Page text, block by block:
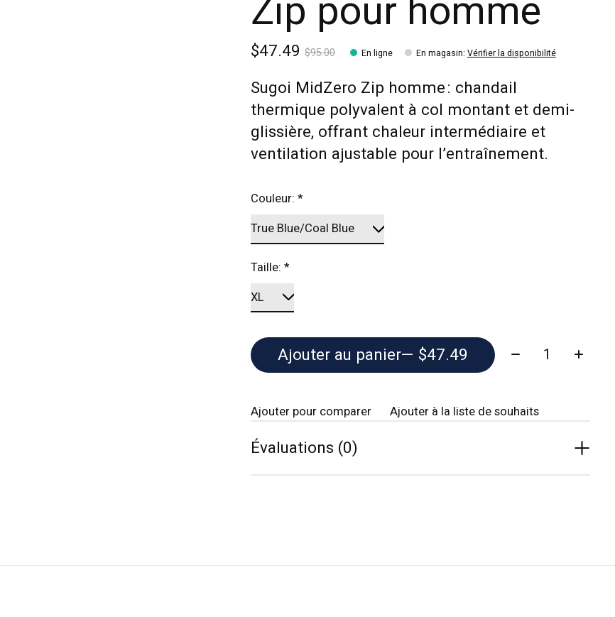
Zip pour homme
$47.49$95.00 En ligne En magasin: Vérifier la disponibilité
Sugoi MidZero Zip homme : chandail
thermique polyvalent à col montant et demi-
glissière, offrant chaleur intermédiaire et
ventilation ajustable pour l’entraînement.
Couleur:*
Taille:*
Ajouter au panier — $47.49 Quantité:
Ajouter pour comparer Ajouter à la liste de souhaits
Évaluations (0)